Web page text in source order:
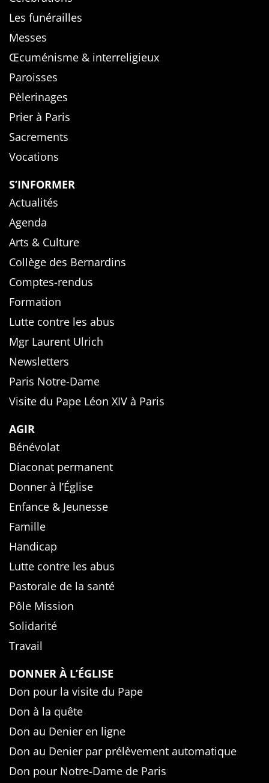
Les funérailles
Messes
Œcuménisme & interreligieux
Paroisses
Pèlerinages
Prier à Paris
Sacrements
Vocations
S’INFORMER
Actualités
Agenda
Arts & Culture
Collège des Bernardins
Comptes-rendus
Formation
Lutte contre les abus
Mgr Laurent Ulrich
Newsletters
Paris Notre-Dame
Visite du Pape Léon XIV à Paris
AGIR
Bénévolat
Diaconat permanent
Donner à l’Église
Enfance & Jeunesse
Famille
Handicap
Lutte contre les abus
Pastorale de la santé
Pôle Mission
Solidarité
Travail
DONNER À L’ÉGLISE
Don pour la visite du Pape
Don à la quête
Don au Denier en ligne
Don au Denier par prélèvement automatique
Don pour Notre-Dame de Paris